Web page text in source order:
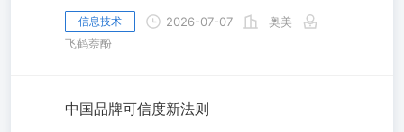
信息技术 2026-07-07
奥美
飞鹤萘酚
中国品牌可信度新法则